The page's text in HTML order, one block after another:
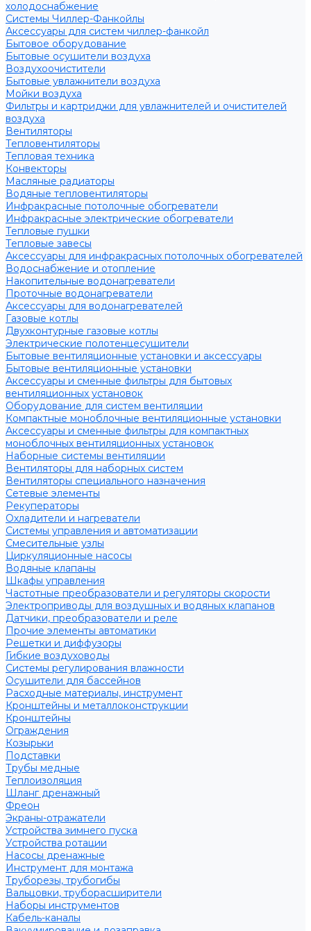
холодоснабжение
Системы Чиллер-Фанкойлы
Аксессуары для систем чиллер-фанкойл
Бытовое оборудование
Бытовые осушители воздуха
Воздухоочистители
Бытовые увлажнители воздуха
Мойки воздуха
Фильтры и картриджи для увлажнителей и очистителей
воздуха
Вентиляторы
Тепловентиляторы
Тепловая техника
Конвекторы
Масляные радиаторы
Водяные тепловентиляторы
Инфракрасные потолочные обогреватели
Инфракрасные электрические обогреватели
Тепловые пушки
Тепловые завесы
Аксессуары для инфракрасных потолочных обогревателей
Водоснабжение и отопление
Накопительные водонагреватели
Проточные водонагреватели
Аксессуары для водонагревателей
Газовые котлы
Двухконтурные газовые котлы
Электрические полотенцесушители
Бытовые вентиляционные установки и аксессуары
Бытовые вентиляционные установки
Аксессуары и сменные фильтры для бытовых
вентиляционных установок
Оборудование для систем вентиляции
Компактные моноблочные вентиляционные установки
Аксессуары и сменные фильтры для компактных
моноблочных вентиляционных установок
Наборные системы вентиляции
Вентиляторы для наборных систем
Вентиляторы специального назначения
Сетевые элементы
Рекуператоры
Охладители и нагреватели
Системы управления и автоматизации
Смесительные узлы
Циркуляционные насосы
Водяные клапаны
Шкафы управления
Частотные преобразователи и регуляторы скорости
Электроприводы для воздушных и водяных клапанов
Датчики, преобразователи и реле
Прочие элементы автоматики
Решетки и диффузоры
Гибкие воздуховоды
Системы регулирования влажности
Осушители для бассейнов
Расходные материалы, инструмент
Кронштейны и металлоконструкции
Кронштейны
Ограждения
Козырьки
Подставки
Трубы медные
Теплоизоляция
Шланг дренажный
Фреон
Экраны-отражатели
Устройства зимнего пуска
Устройства ротации
Насосы дренажные
Инструмент для монтажа
Труборезы, трубогибы
Вальцовки, труборасширители
Наборы инструментов
Кабель-каналы